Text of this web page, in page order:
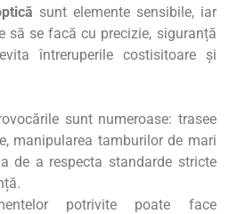
sunt elemente sensibile, iar
să se facă cu precizie, siguranță
întreruperile costisitoare și
sunt numeroase: trasee
manipularea tamburilor de mari
de a respecta standarde stricte
potrivite poate face